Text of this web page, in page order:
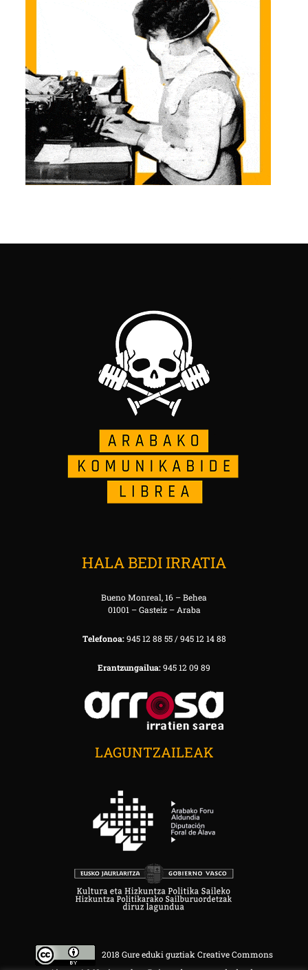
HALA BEDI IRRATIA
Bueno Monreal, 16 – Behea
01001 – Gasteiz – Araba
Telefonoa:945 12 88 55 / 945 12 14 88
Erantzungailua:945 12 09 89
LAGUNTZAILEAK
2018 Gure eduki guztiak Creative Commons